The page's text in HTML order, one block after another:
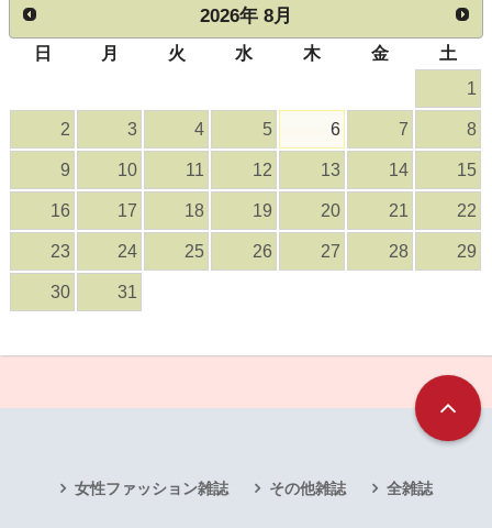
2026年 8月
日 月 火 水 木 金
土
1
2 3 4 5 6 7 8
9 10 11 12 13 14 15
16 17 18 19 20 21 22
23 24 25 26 27 28 29
30 31
女性ファッション雑誌 その他雑誌 全雑誌